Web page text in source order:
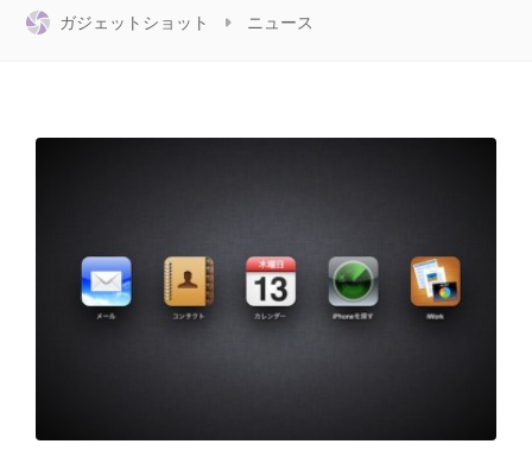
ガジェットショット ニュース